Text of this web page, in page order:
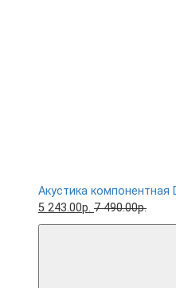
Акустика компонентная
5 243.00р. 7 490.00р.